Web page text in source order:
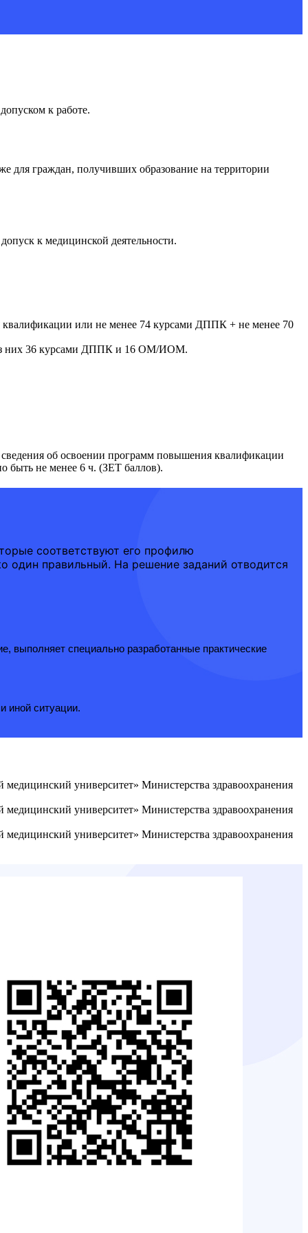
к работе.
для граждан, получивших образование на территории
к медицинской деятельности.
квалификации или не менее 74 курсами ДППК + не менее 70
из них 36 курсами ДППК и 16 ОМ/ИОМ.
об освоении программ повышения квалификации
быть не менее 6 ч. (ЗЕТ баллов).
соответствуют его профилю
один правильный. На решение заданий отводится
выполняет специально разработанные практические
иной ситуации.
медицинский университет» Министерства здравоохранения
медицинский университет» Министерства здравоохранения
медицинский университет» Министерства здравоохранения